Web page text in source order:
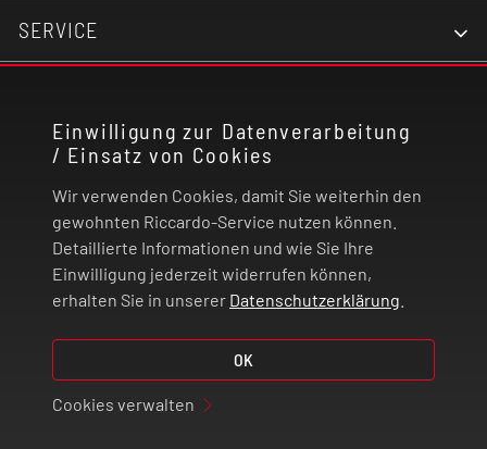
Einwilligung zur Datenverarbeitung
/ Einsatz von Cookies
Wir verwenden Cookies, damit Sie weiterhin den
gewohnten Riccardo-Service nutzen können.
Detaillierte Informationen und wie Sie Ihre
Einwilligung jederzeit widerrufen können,
erhalten Sie in unserer Datenschutzerklärung
OK
Cookies verwalten
SERVICE
RECHTLICHES
ZAHLUNG UND VERSAND
VERTRAG WIDERRUFEN
© 2026 | Riccardo Onlinestore GmbH